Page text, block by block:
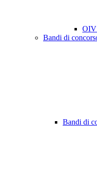
OIV
Bandi di
Bandi di